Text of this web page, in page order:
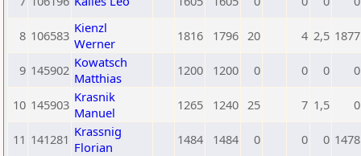
8 106583 Kienzl
Werner
1816 1796 20 4 2,5 1877
9 145902 Kowatsch
Matthias
1200 1200 0 0 0 0
10 145903 Krasnik
Manuel
1265 1240 25 7 1,5 0
11 141281 Krassnig
Florian
1484 1484 0 0 0 1478